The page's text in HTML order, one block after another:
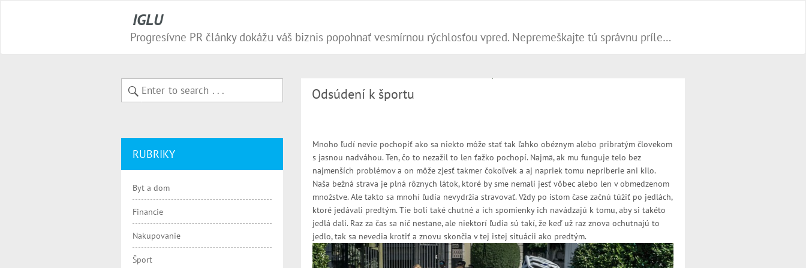
IGLU
Progresívne PR články dokážu váš biznis popohnať vesmírnou rýchlosťou vpred. Nepremeškajte tú správnu príležitosť a publikujte na našom webe.
Odsúdení k športu
Mnoho ľudí nevie pochopiť ako sa niekto môže stať tak ľahko obéznym alebo pribratým človekom
s jasnou nadváhou. Ten, čo to nezažil to len ťažko pochopí. Najmä, ak mu funguje telo bez
najmenších problémov a on môže zjesť takmer čokoľvek a aj napriek tomu nepriberie ani kilo.
Naša bežná strava je plná rôznych látok, ktoré by sme nemali jesť vôbec alebo len v obmedzenom
množstve. Ale takto sa mnohí ľudia nevydržia stravovať. Vždy po istom čase začnú túžiť po jedlách,
ktoré jedávali predtým. Tie boli také chutné a ich spomienky ich navádzajú k tomu, aby si takéto
jedlá dali. Raz za čas sa nič nestane, ale niektorí ľudia sú takí, že keď už raz znova ochutnajú to
jedlo, tak sa nevedia krotiť a znovu skončia v tej istej situácii ako predtým.
RUBRIKY
Byt a dom
Financie
Nakupovanie
Šport